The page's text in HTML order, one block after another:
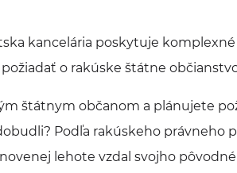
kancelária poskytuje
o rakúske štátne
štátnym občanom a plánujete
Podľa rakúskeho právneho
lehote vzdal svojho